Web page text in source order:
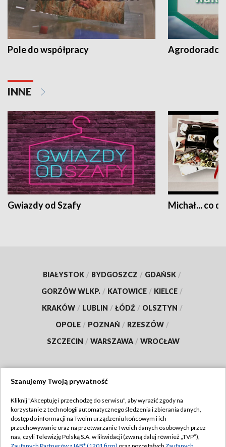
Pole do współpracy Agrodoradcy
INNE
Gwiazdy od Szafy Michał... co
BIAŁYSTOK / BYDGOSZCZ / GDAŃSK /
GORZÓW WLKP. / KATOWICE / KIELCE /
KRAKÓW / LUBLIN / ŁÓDŹ / OLSZTYN /
OPOLE / POZNAŃ / RZESZÓW /
SZCZECIN / WARSZAWA / WROCŁAW
TVP
Abonament TVP
Emisja w TVP
Regulamin TVP
Szanujemy Twoją prywatność
Kliknij "Akceptuję i przechodzę do serwisu", aby wyrazić zgody na
korzystanie z technologii automatycznego śledzenia i zbierania danych,
dostęp do informacji na Twoim urządzeniu końcowym i ich
przechowywanie oraz na przetwarzanie Twoich danych osobowych przez
nas, czyli Telewizję Polską S.A. w likwidacji (zwaną dalej również „TVP”),